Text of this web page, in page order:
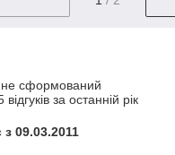
не сформований
за останній рік
09.03.2011